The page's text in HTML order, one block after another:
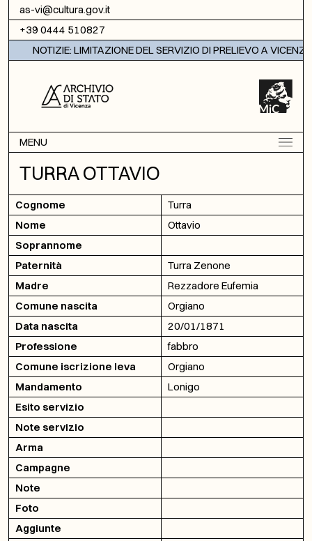
Vai al contenuto
as-vi@cultura.gov.it
+39 0444 510827
NOTIZIE: LIMITAZIONE DEL SERVIZIO DI PRELIEVO A VICENZA
MENU
TURRA OTTAVIO
Cognome
Turra
Nome
Ottavio
Soprannome
Paternità
Turra Zenone
Madre
Rezzadore Eufemia
Comune nascita
Orgiano
Data nascita
20/01/1871
Professione
fabbro
Comune iscrizione leva
Orgiano
Mandamento
Lonigo
Esito servizio
Note servizio
Arma
Campagne
Note
Foto
Aggiunte